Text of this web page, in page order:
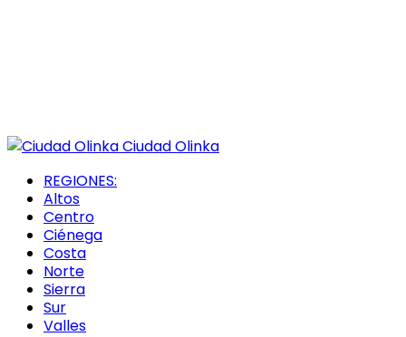
Ciudad Olinka
REGIONES:
Altos
Centro
Ciénega
Costa
Norte
Sierra
Sur
Valles